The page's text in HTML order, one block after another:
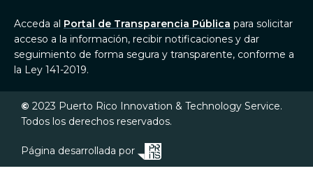
Acceda al Portal de Transparencia Pública para solicitar
acceso a la información, recibir notificaciones y dar
seguimiento de forma segura y transparente, conforme a
la Ley 141-2019.
© 2023 Puerto Rico Innovation & Technology Service.
Todos los derechos reservados.
Página desarrollada por